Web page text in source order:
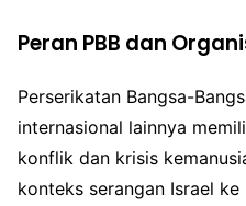
Peran PBB dan
Perserikatan Bangsa-
internasional lainnya
konflik dan krisis
konteks serangan Israel